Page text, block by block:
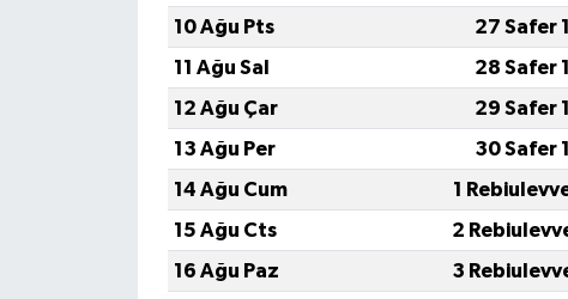
10 Ağu Pts
27 Safer
11 Ağu Sal
28 Safer
12 Ağu Çar
29 Safer
13 Ağu Per
30 Safer
14 Ağu Cum
1
15 Ağu Cts
2
16 Ağu Paz
3